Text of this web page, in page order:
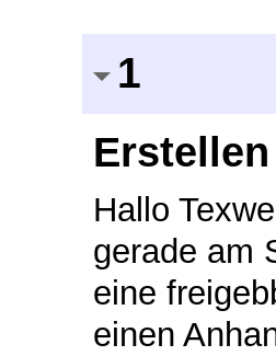
1
Hallo
gerade am
eine
einen